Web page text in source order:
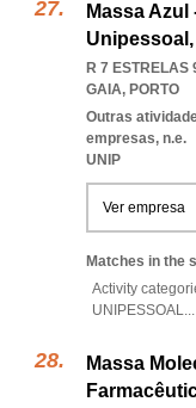
Massa
R 7 ESTRELAS
GAIA, PORTO
Outras
empresas, n.e.
UNIP
Ver empresa
Matches in the
Activity
UNIPESSOAL...
Massa